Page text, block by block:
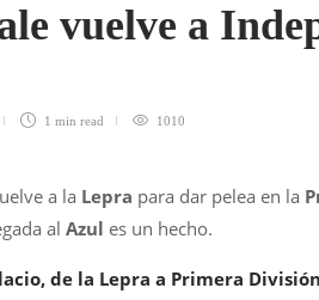
vuelve a
1 min read 1010
a la Lepra para dar pelea en la
al Azul es un hecho.
de la Lepra a Primera División